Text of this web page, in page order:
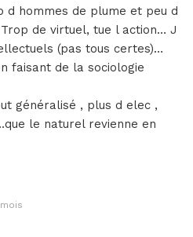
d hommes de plume et peu d
de virtuel, tue l action… J
(pas tous certes)…
faisant de la sociologie
généralisé , plus d elec ,
le naturel revienne en